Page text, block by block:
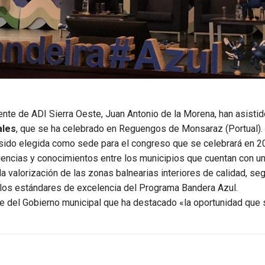
de ADI Sierra Oeste, Juan Antonio de la Morena, han
, que se ha celebrado en Reguengos de Monsaraz (Portual).
elegida como sede para el congreso que se celebrará en
y conocimientos entre los municipios que cuentan con
valorización de las zonas balnearias interiores de calidad,
estándares de excelencia del Programa Bandera Azul.
Gobierno municipal que ha destacado «la oportunidad